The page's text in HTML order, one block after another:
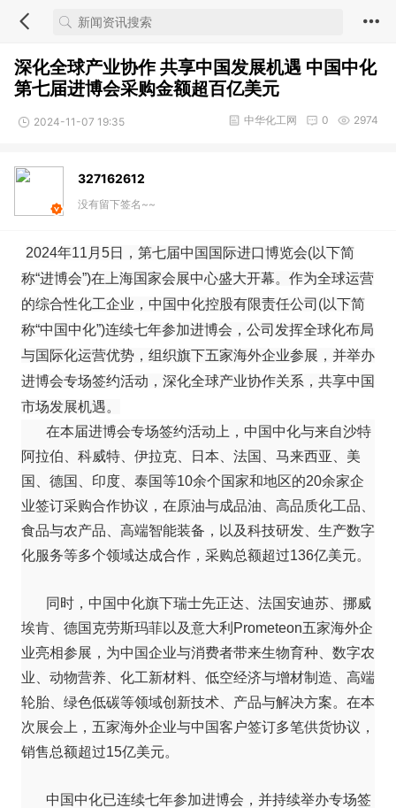
深化全球产业协作 共享中国发展机遇 中国中化
第七届进博会采购金额超百亿美元
2024-11-07 19:35 2974
0
中华化工网
327162612
没有留下签名~~
2024年11月5日，第七届中国国际进口博览会(以下简
称“进博会”)在上海国家会展中心盛大开幕。作为全球运营
的综合性化工企业，中国中化控股有限责任公司(以下简
称“中国中化”)连续七年参加进博会，公司发挥全球化布局
与国际化运营优势，组织旗下五家海外企业参展，并举办
进博会专场签约活动，深化全球产业协作关系，共享中国
市场发展机遇。
在本届进博会专场签约活动上，中国中化与来自沙特
阿拉伯、科威特、伊拉克、日本、法国、马来西亚、美
国、德国、印度、泰国等10余个国家和地区的20余家企
业签订采购合作协议，在原油与成品油、高品质化工品、
食品与农产品、高端智能装备，以及科技研发、生产数字
化服务等多个领域达成合作，采购总额超过136亿美元。
同时，中国中化旗下瑞士先正达、法国安迪苏、挪威
埃肯、德国克劳斯玛菲以及意大利Prometeon五家海外企
业亮相参展，为中国企业与消费者带来生物育种、数字农
业、动物营养、化工新材料、低空经济与增材制造、高端
轮胎、绿色低碳等领域创新技术、产品与解决方案。在本
次展会上，五家海外企业与中国客户签订多笔供货协议，
销售总额超过15亿美元。
中国中化已连续七年参加进博会，并持续举办专场签